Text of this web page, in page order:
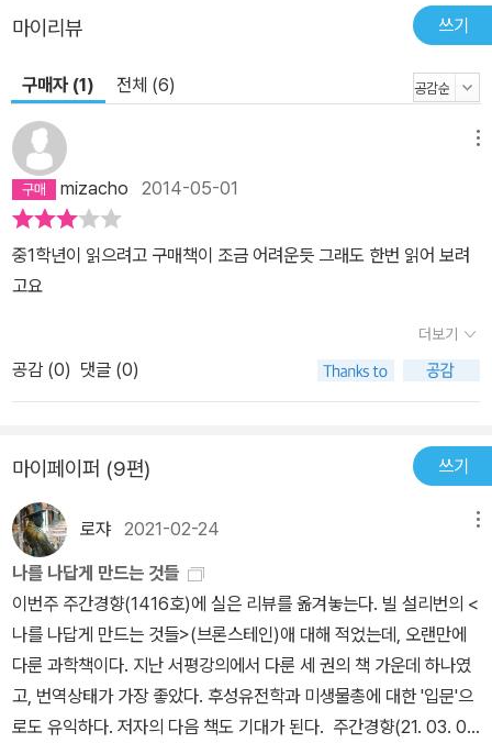
마이리뷰 쓰기
구매자 (1) 전체 (6)
mizacho 2014-05-01
중1학년이 읽으려고 구매책이 조금 어려운듯 그래도 한번 읽어 보려
고요
더보기
공감 (0) 댓글 (0)
마이페이퍼 (9편) 쓰기
로쟈 2021-02-24
나를 나답게 만드는 것들
이번주 주간경향(1416호)에 실은 리뷰를 옮겨놓는다. 빌 설리번의 <
나를 나답게 만드는 것들>(브론스테인)애 대해 적었는데, 오랜만에
다룬 과학책이다. 지난 서평강의에서 다룬 세 권의 책 가운데 하나였
고, 번역상태가 가장 좋았다. 후성유전학과 미생물총에 대한 '입문'으
로도 유익하다. 저자의 다음 책도 기대가 된다. 주간경향(21. 03. 0